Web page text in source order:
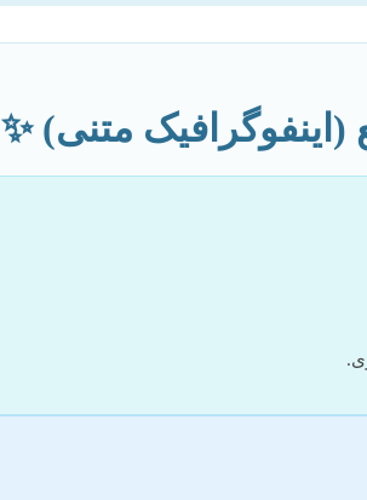
متنی) ✨